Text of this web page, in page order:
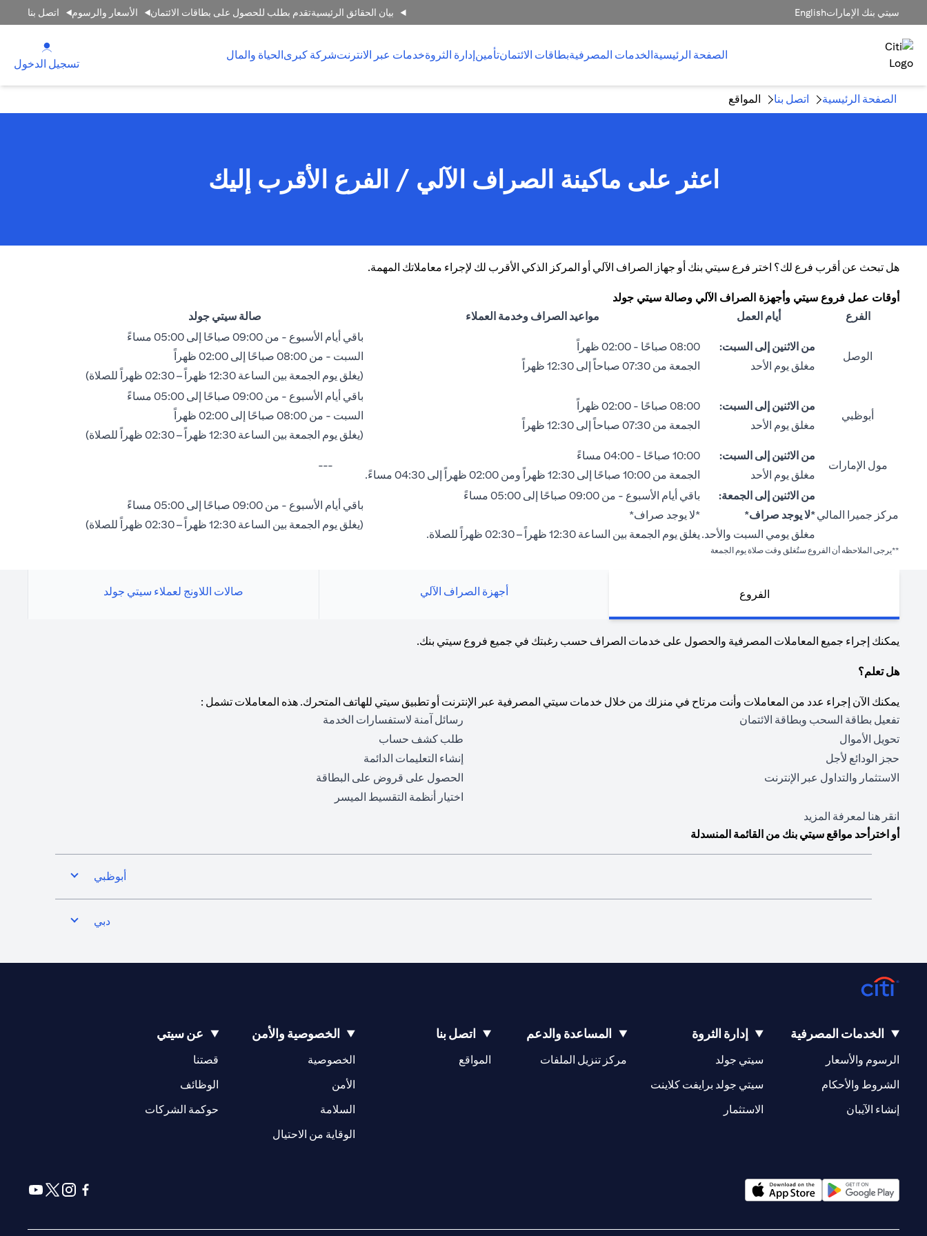
سيتي بنك الإماراتEnglish بيان الحقائق الرئيسيةتقدم بطلب للحصول على بطاقات الائتمان الأسعار والرسوم اتصل بنا
الصفحة الرئيسيةالخدمات المصرفيةبطاقات الائتمانتأمينإدارة الثروةخدمات عبر الانترنتشركة كبرىالحياة والمال
تسجيل الدخول
الصفحة الرئيسية اتصل بنا المواقع
اعثر على ماكينة الصراف الآلي / الفرع الأقرب إليك
هل تبحث عن أقرب فرع لك؟ اختر فرع سيتي بنك أو جهاز الصراف الآلي أو المركز الذكي الأقرب لك لإجراء معاملاتك المهمة.
أوقات عمل فروع سيتي وأجهزة الصراف الآلي وصالة سيتي جولد
الفرع
أيام العمل مواعيد الصراف وخدمة العملاء صالة سيتي جولد
الوصل
من الاثنين إلى السبت:
مغلق يوم الأحد
08:00 صباحًا - 02:00 ظهراً
الجمعة من 07:30 صباحاً إلى 12:30 ظهراً
باقي أيام الأسبوع - من 09:00 صباحًا إلى 05:00 مساءً
السبت - من 08:00 صباحًا إلى 02:00 ظهراً
(يغلق يوم الجمعة بين الساعة 12:30 ظهراً – 02:30 ظهراً للصلاة)
أبوظبي
من الاثنين إلى السبت:
مغلق يوم الأحد
08:00 صباحًا - 02:00 ظهراً
الجمعة من 07:30 صباحاً إلى 12:30 ظهراً
باقي أيام الأسبوع - من 09:00 صباحًا إلى 05:00 مساءً
السبت - من 08:00 صباحًا إلى 02:00 ظهراً
(يغلق يوم الجمعة بين الساعة 12:30 ظهراً – 02:30 ظهراً للصلاة)
مول الإمارات
من الاثنين إلى السبت:
مغلق يوم الأحد
10:00 صباحًا - 04:00 مساءً
الجمعة من 10:00 صباحًا إلى 12:30 ظهراً ومن 02:00 ظهراً إلى 04:30 مساءً.
---
مركز جميرا المالي
من الاثنين إلى الجمعة:
*لا يوجد صراف*
مغلق يومي السبت والأحد.
باقي أيام الأسبوع - من 09:00 صباحًا إلى 05:00 مساءً
*لا يوجد صراف*
يغلق يوم الجمعة بين الساعة 12:30 ظهراً – 02:30 ظهراً للصلاة.
باقي أيام الأسبوع - من 09:00 صباحًا إلى 05:00 مساءً
(يغلق يوم الجمعة بين الساعة 12:30 ظهراً – 02:30 ظهراً للصلاة)
**يرجى الملاحظه أن الفروع ستُغلق وقت صلاة يوم الجمعة
الفروع أجهزة الصراف الآلي صالات اللاونج لعملاء سيتي جولد
يمكنك إجراء جميع المعاملات المصرفية والحصول على خدمات الصراف حسب رغبتك في جميع فروع سيتي بنك.
هل تعلم؟
يمكنك الآن إجراء عدد من المعاملات وأنت مرتاح في منزلك من خلال خدمات سيتي المصرفية عبر الإنترنت أو تطبيق سيتي للهاتف المتحرك. هذه المعاملات تشمل :
تفعيل بطاقة السحب وبطاقة الائتمان
تحويل الأموال
حجز الودائع لأجل
الاستثمار والتداول عبر الإنترنت
رسائل آمنة لاستفسارات الخدمة
طلب كشف حساب
إنشاء التعليمات الدائمة
الحصول على قروض على البطاقة
اختيار أنظمة التقسيط الميسر
انقر هنا لمعرفة المزيد
أو اخترأحد مواقع سيتي بنك من القائمة المنسدلة
أبوظبي
دبي
الخدمات المصرفية
الرسوم والأسعار
الشروط والأحكام
إنشاء الآيبان
إدارة الثروة
سيتي جولد
سيتي جولد برايفت كلاينت
الاستثمار
المساعدة والدعم
مركز تنزيل الملفات
اتصل بنا
المواقع
(opens in a new tab)
الخصوصية والأمن
الخصوصية
الأمن
السلامة
الوقاية من الاحتيال
عن سيتي
قصتنا
(opens in a new tab)
الوظائف
(opens in a new tab)
حوكمة الشركات
(opens in a new tab)